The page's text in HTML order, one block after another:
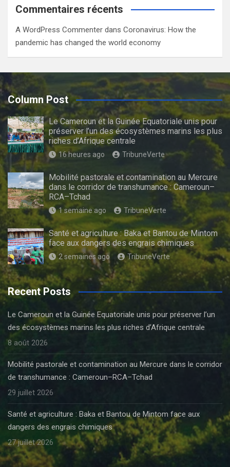
Commentaires récents
A WordPress Commenter dans Coronavirus: How the
pandemic has changed the world economy
Column Post
Le Cameroun et la Guinée Equatoriale unis pour
préserver l’un des écosystèmes marins les plus
riches d’Afrique centrale
16 heures ago TribuneVerte
Mobilité pastorale et contamination au Mercure
dans le corridor de transhumance : Cameroun–
RCA–Tchad
1 semaine ago TribuneVerte
Santé et agriculture : Baka et Bantou de Mintom
face aux dangers des engrais chimiques
2 semaines ago TribuneVerte
Recent Posts
Le Cameroun et la Guinée Equatoriale unis pour préserver l’un
des écosystèmes marins les plus riches d’Afrique centrale
8 août 2026
Mobilité pastorale et contamination au Mercure dans le corridor
de transhumance : Cameroun–RCA–Tchad
29 juillet 2026
Santé et agriculture : Baka et Bantou de Mintom face aux
dangers des engrais chimiques
27 juillet 2026